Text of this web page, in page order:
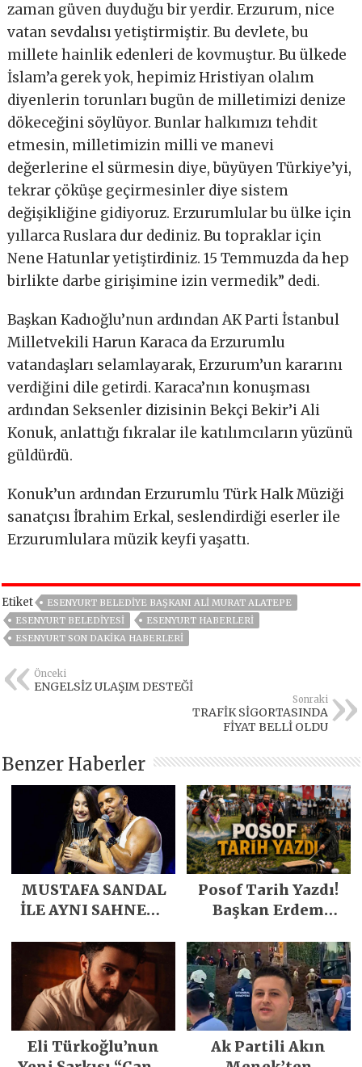
zaman güven duyduğu bir yerdir. Erzurum, nice
vatan sevdalısı yetiştirmiştir. Bu devlete, bu
millete hainlik edenleri de kovmuştur. Bu ülkede
İslam’a gerek yok, hepimiz Hristiyan olalım
diyenlerin torunları bugün de milletimizi denize
dökeceğini söylüyor. Bunlar halkımızı tehdit
etmesin, milletimizin milli ve manevi
değerlerine el sürmesin diye, büyüyen Türkiye’yi,
tekrar çöküşe geçirmesinler diye sistem
değişikliğine gidiyoruz. Erzurumlular bu ülke için
yıllarca Ruslara dur dediniz. Bu topraklar için
Nene Hatunlar yetiştirdiniz. 15 Temmuzda da hep
birlikte darbe girişimine izin vermedik” dedi.
Başkan Kadıoğlu’nun ardından AK Parti İstanbul
Milletvekili Harun Karaca da Erzurumlu
vatandaşları selamlayarak, Erzurum’un kararını
verdiğini dile getirdi. Karaca’nın konuşması
ardından Seksenler dizisinin Bekçi Bekir’i Ali
Konuk, anlattığı fıkralar ile katılımcıların yüzünü
güldürdü.
Konuk’un ardından Erzurumlu Türk Halk Müziği
sanatçısı İbrahim Erkal, seslendirdiği eserler ile
Erzurumlulara müzik keyfi yaşattı.
Etiket
ESENYURT BELEDIYE BAŞKANI ALI MURAT ALATEPE
ESENYURT BELEDIYESI
ESENYURT HABERLERI
ESENYURT SON DAKIKA HABERLERI
Önceki
ENGELSİZ ULAŞIM DESTEĞİ
Sonraki
TRAFİK SİGORTASINDA
FİYAT BELLİ OLDU
Benzer Haberler
MUSTAFA SANDAL
İLE AYNI SAHNEDE
Posof Tarih Yazdı!
Başkan Erdem
Emeğiyle Son
Yılların En Büyük
Festivali
Gerçekleşti
Eli Türkoğlu’nun
Ak Partili Akın